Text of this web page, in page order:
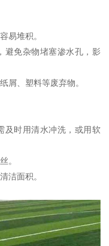
易堆积。
避免杂物堵塞渗水孔，影
屑、塑料等废弃物。
及时用清水冲洗，或用软
。
洁面积。